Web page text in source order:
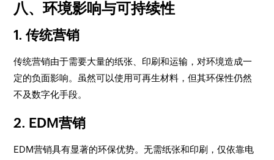
八、环境影响与可持续性
1. 传统营销
传统营销由于需要大量的纸张、印刷和运输，对环境造成一
定的负面影响。虽然可以使用可再生材料，但其环保性仍然
不及数字化手段。
2. EDM营销
EDM营销具有显著的环保优势。无需纸张和印刷，仅依靠电